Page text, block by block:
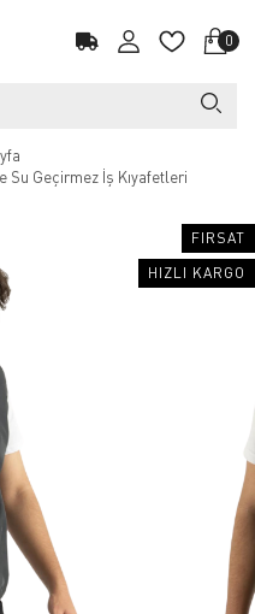
0
Geçirmez İş Kıyafetleri
FIRSAT
HIZLI KARGO